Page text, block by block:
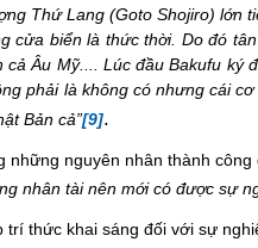
Thứ Lang (Goto Shojiro) lớn
cửa biển là thức thời. Do đó
Âu Mỹ.... Lúc đầu Bakufu ký
phải là không có nhưng cái
Bản cả”[9].
nguyên nhân thành
nhân tài nên mới có được sự
thức khai sáng đối với sự